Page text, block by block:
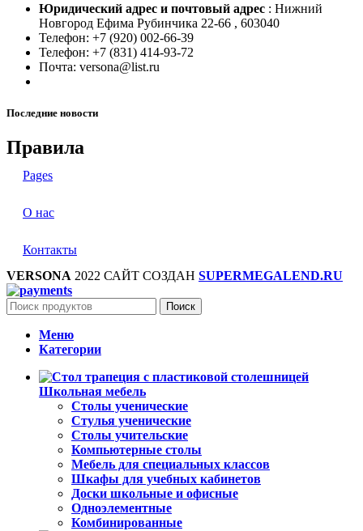
Юридический адрес и почтовый адрес : Нижний
Новгород Ефима Рубинчика 22-66 , 603040
Телефон: +7 (920) 002-66-39
Телефон: +7 (831) 414-93-72
Почта: versona@list.ru
Последние новости
Правила
Pages
О нас
Контакты
VERSONA 2022 САЙТ СОЗДАН SUPERMEGALEND.RU
Поиск
Меню
Категории
Школьная мебель
Столы ученические
Стулья ученические
Столы учительские
Компьютерные столы
Мебель для специальных классов
Шкафы для учебных кабинетов
Доски школьные и офисные
Одноэлементные
Комбинированные